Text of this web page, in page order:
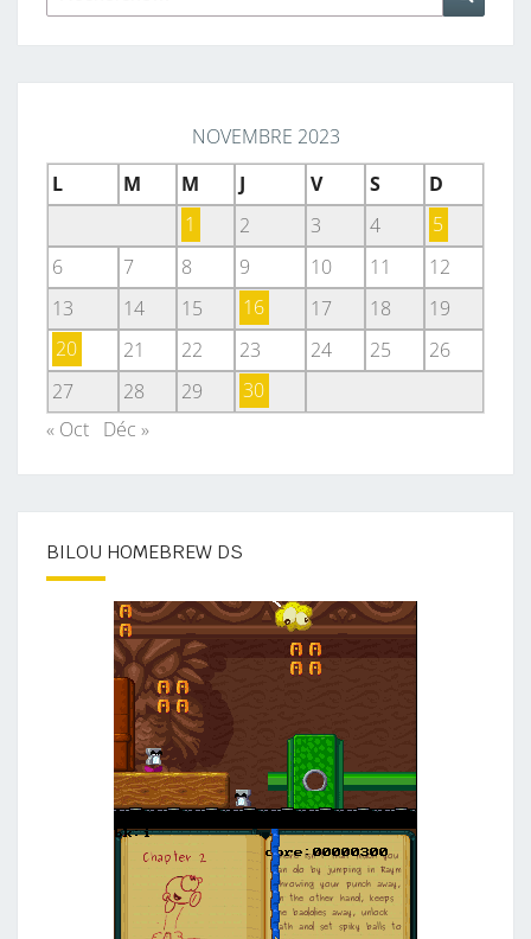
NOVEMBRE 2023
L
M M J V S
D
1
2 3 4
5
6
7 8 9 10 11
12
13
14 15 16 17 18
19
20
21 22 23 24 25
26
27
28 29
30
« Oct Déc »
BILOU HOMEBREW DS